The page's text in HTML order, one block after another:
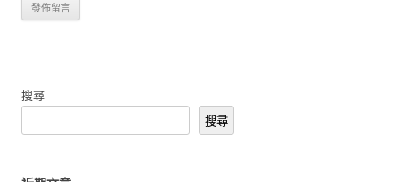
搜尋
搜尋